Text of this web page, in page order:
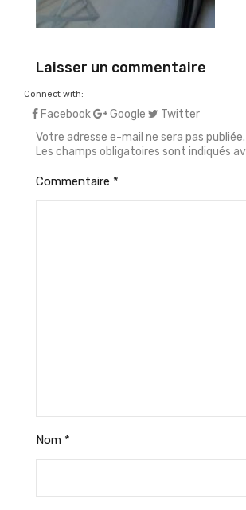
Laisser un commentaire
Connect with:
Facebook Google
Twitter
Votre adresse e-mail ne sera pas publiée.
Les champs obligatoires sont indiqués
Commentaire *
Nom *